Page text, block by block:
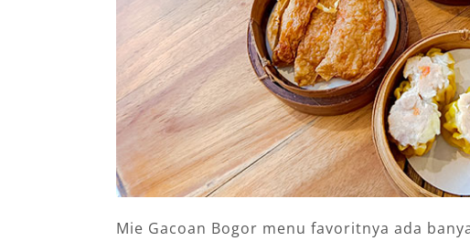
Mie Gacoan Bogor menu favoritnya ada